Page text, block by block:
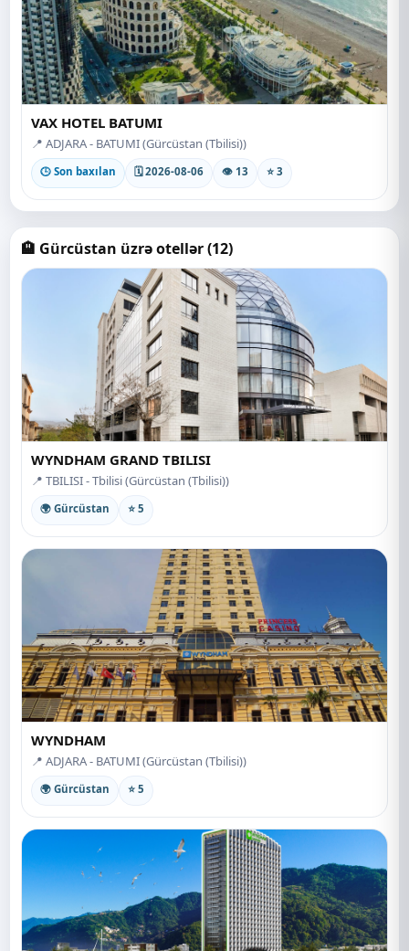
VAX HOTEL BATUMI
📍 ADJARA - BATUMI (Gürcüstan (Tbilisi))
🕒 Son baxılan 🗓 2026-08-06 👁 13 ⭐ 3
🏨 Gürcüstan üzrə otellər (12)
WYNDHAM GRAND TBILISI
📍 TBILISI - Tbilisi (Gürcüstan (Tbilisi))
🌍 Gürcüstan ⭐ 5
WYNDHAM
📍 ADJARA - BATUMI (Gürcüstan (Tbilisi))
🌍 Gürcüstan ⭐ 5